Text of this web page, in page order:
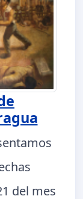
del mes